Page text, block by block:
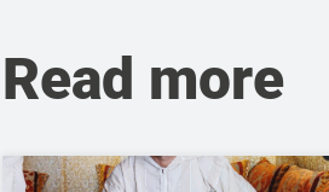
Read more